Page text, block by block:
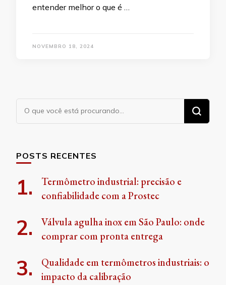
entender melhor o que é …
NOVEMBRO 18, 2024
Procurando
algo?
POSTS RECENTES
Termômetro industrial: precisão e
confiabilidade com a Prostec
Válvula agulha inox em São Paulo: onde
comprar com pronta entrega
Qualidade em termômetros industriais: o
impacto da calibração